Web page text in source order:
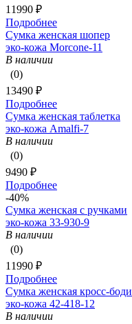
11990 ₽
Подробнее
Сумка женская шопер
эко-кожа Morcone-11
В наличии
(0)
13490 ₽
Подробнее
Сумка женская таблетка
эко-кожа Amalfi-7
В наличии
(0)
9490 ₽
Подробнее
-40%
Сумка женская с ручками
эко-кожа 33-930-9
В наличии
(0)
11990 ₽
Подробнее
Сумка женская кросс-боди
эко-кожа 42-418-12
В наличии